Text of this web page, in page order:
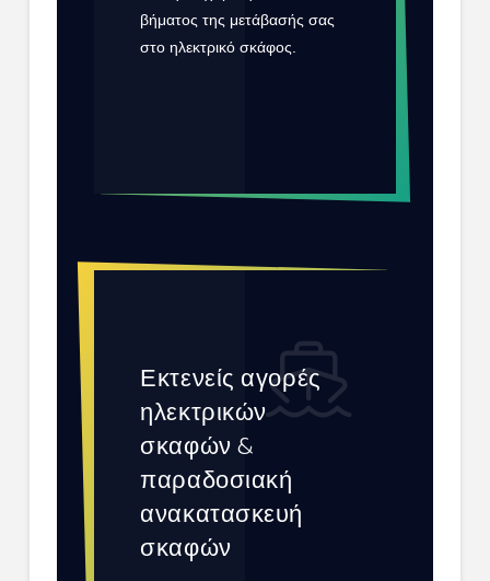
βήματος της μετάβασής σας
στο ηλεκτρικό σκάφος.
Εκτενείς αγορές
ηλεκτρικών
σκαφών &
παραδοσιακή
ανακατασκευή
σκαφών